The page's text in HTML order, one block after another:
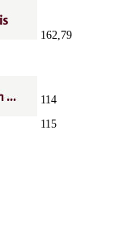
162,79
114
115